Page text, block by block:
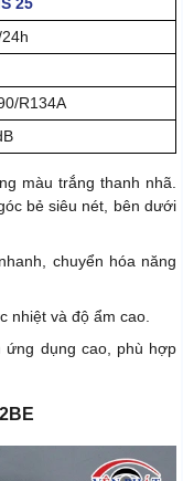
R134A
màu trắng thanh nhã.
bẻ siêu nét, bên dưới
chuyển hóa năng
nhiệt và độ ẩm cao.
dụng cao, phù hợp